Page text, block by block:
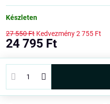
Készleten
27 550 Ft Kedvezmény2 755 Ft
24 795 Ft